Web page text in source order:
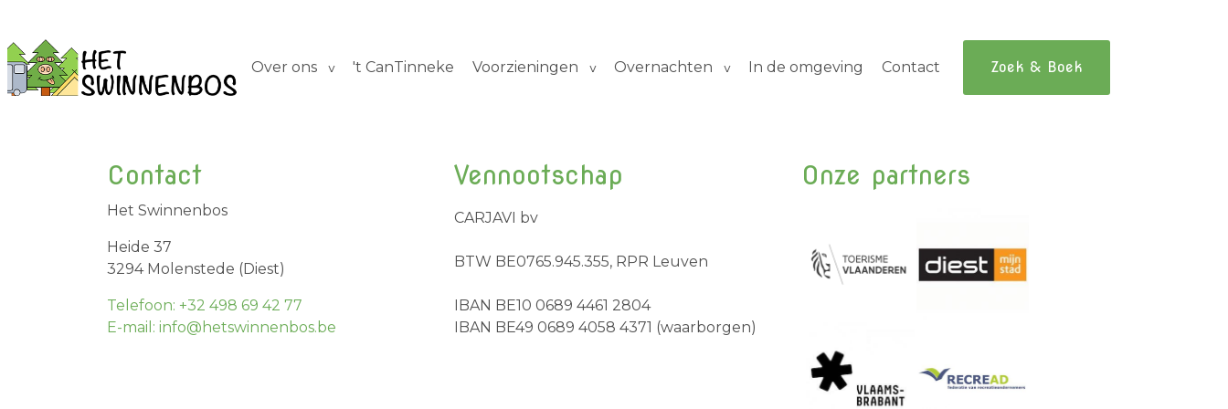
Over ons 't CanTinneke Voorzieningen Overnachten In de omgeving Contact Zoek & Boek
Contact
Het Swinnenbos
Heide 37
3294 Molenstede (Diest)
Telefoon: +32 498 69 42 77
E-mail: info@hetswinnenbos.be
Vennootschap
CARJAVI bv
BTW BE0765.945.355, RPR Leuven
IBAN BE10 0689 4461 2804
IBAN BE49 0689 4058 4371 (waarborgen)
Onze partners